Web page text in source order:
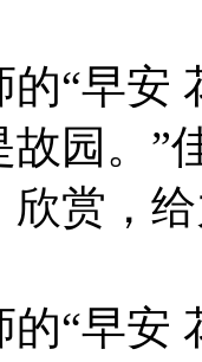
的“早安
园。”
欣赏，
的“早安